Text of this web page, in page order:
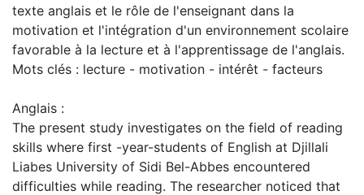
texte anglais et le rôle de l'enseignant dans la
motivation et l'intégration d'un environnement scolaire
favorable à la lecture et à l'apprentissage de l'anglais.
Mots clés : lecture - motivation - intérêt - facteurs
Anglais :
The present study investigates on the field of reading
skills where first -year-students of English at Djillali
Liabes University of Sidi Bel-Abbes encountered
difficulties while reading. The researcher noticed that